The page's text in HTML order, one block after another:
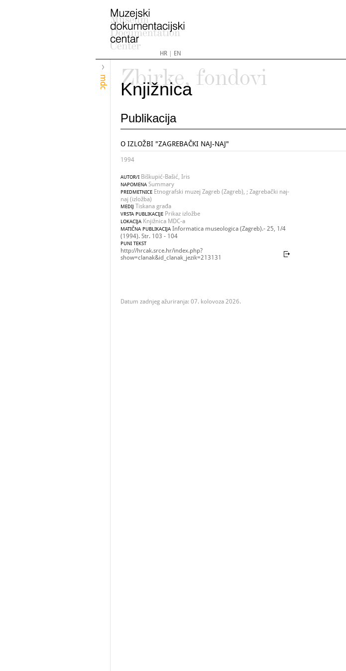
HR| EN
mdc
Zbirke, fondovi
Knjižnica
Publikacija
O IZLOŽBI "ZAGREBAČKI NAJ-NAJ"
1994
AUTOR/I Biškupić-Bašić, Iris
NAPOMENA Summary
PREDMETNICE Etnografski muzej Zagreb (Zagreb), ; Zagrebački naj-
naj (izložba)
MEDIJ Tiskana građa
VRSTA PUBLIKACIJE Prikaz izložbe
LOKACIJA Knjižnica MDC-a
MATIČNA PUBLIKACIJA Informatica museologica (Zagreb).- 25, 1/4
(1994). Str. 103 - 104
PUNI TEKST
http://hrcak.srce.hr/index.php?
show=clanak&id_clanak_jezik=213131
Datum zadnjeg ažuriranja: 07. kolovoza 2026.